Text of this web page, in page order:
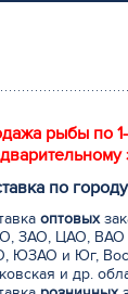
рыбы по
по
оптовых
ЗАО, ЦАО, ВАО
ЮЗАО и Юг,
и др.